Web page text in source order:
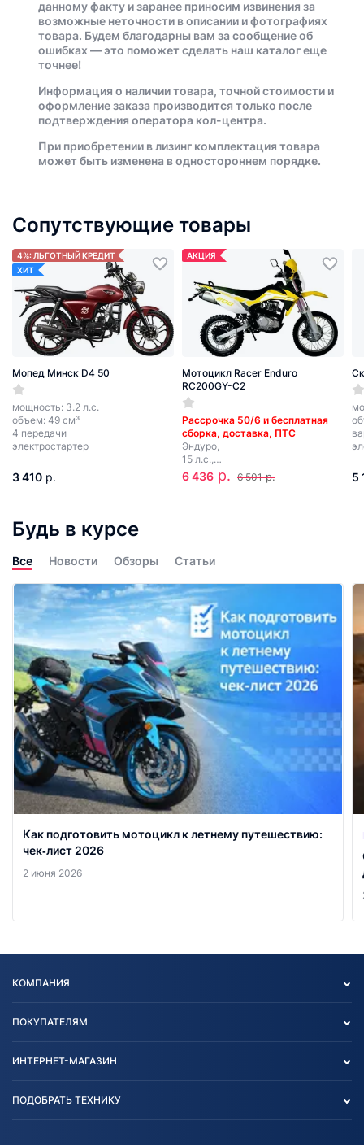
данному факту и заранее приносим извинения за
возможные неточности в описании и фотографиях
товара. Будем благодарны вам за сообщение об
ошибках — это поможет сделать наш каталог еще
точнее!
Информация о наличии товара, точной стоимости и
оформление заказа производится только после
подтверждения оператора кол-центра.
При приобретении в лизинг комплектация товара
может быть изменена в одностороннем порядке.
Сопутствующие товары
4%: ЛЬГОТНЫЙ КРЕДИТ
ХИТ
Мопед Минск D4 50
мощность: 3.2 л.с.
объем: 49 см³
4 передачи
электростартер
3 410 р.
АКЦИЯ
Мотоцикл Racer Enduro
RC200GY-C2
Рассрочка 50/6 и бесплатная
сборка, доставка, ПТС
Эндуро,
15 л.с.,
двигатель 196 см³,
1-цилиндровый, охлаждение
6 436 р. 6 501 р. 5
Будь в курсе
Все Новости Обзоры Статьи
Как подготовить мотоцикл к летнему путешествию:
чек‑лист 2026
2 июня 2026
КОМПАНИЯ
Блог
ПОКУПАТЕЛЯМ
Согласие на обработку
ИНТЕРНЕТ-МАГАЗИН
Агротехника
ПОДОБРАТЬ ТЕХНИКУ